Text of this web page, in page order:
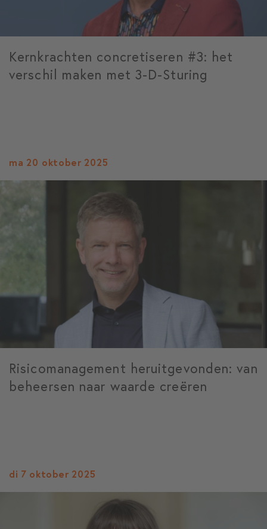
Kernkrachten concretiseren #3: het
verschil maken met 3-D-Sturing
ma 20 oktober 2025
Risicomanagement heruitgevonden: van
beheersen naar waarde creëren
di 7 oktober 2025